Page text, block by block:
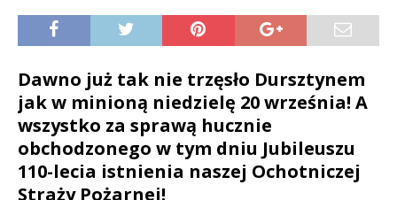
Dawno już tak nie trzęsło Dursztynem
jak w minioną niedzielę 20 września! A
wszystko za sprawą hucznie
obchodzonego w tym dniu Jubileuszu
110-lecia istnienia naszej Ochotniczej
Straży Pożarnej!